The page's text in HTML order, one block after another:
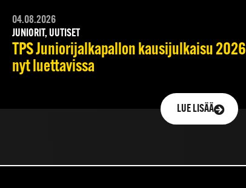
04.08.2026
JUNIORIT, UUTISET
TPS Juniorijalkapallon kausijulkaisu 2026
nyt luettavissa
LUE LISÄÄ